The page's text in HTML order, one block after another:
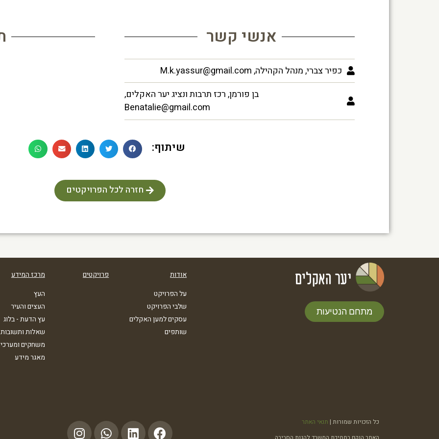
אנשי קשר
כפיר צברי, מנהל הקהילה, M.k.yassur@gmail.com
בן פורמן, רכז תרבות ונציג יער האקלים,
Benatalie@gmail.com
שיתוף:
חזרה לכל הפרויקטים
מתחם הנטיעות
אודות
על הפרויקט
שלבי הפרויקט
עסקים למען האקלים
שותפים
פרויקטים
מרכז המידע
העץ
העצים והעיר
עץ הדעת - בלוג
שאלות ותשובות
משחקים
מאגר מידע
כל הזכויות שמורות | תנאי האתר